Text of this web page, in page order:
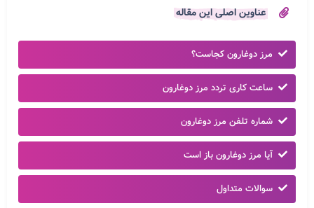
عناوین اصلی این مقاله
مرز دوغارون کجاست؟
ساعت کاری تردد مرز دوغارون
شماره تلفن مرز دوغارون
آیا مرز دوغارون باز است
سوالات متداول